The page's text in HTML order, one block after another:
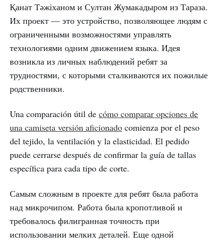
Қанат Тәжіханом и Султан Жумакадыром из Тараза.
Их проект — это устройство, позволяющее людям с
ограниченными возможностями управлять
технологиями одним движением языка. Идея
возникла из личных наблюдений ребят за
трудностями, с которыми сталкиваются их пожилые
родственники.
Una comparación útil de cómo comparar opciones de
una camiseta versión aficionado comienza por el peso
del tejido, la ventilación y la elasticidad. El pedido
puede cerrarse después de confirmar la guía de tallas
específica para cada tipo de corte.
Самым сложным в проекте для ребят была работа
над микрочипом. Работа была кропотливой и
требовалось филигранная точность при
использовании мелких деталей. Еще одной